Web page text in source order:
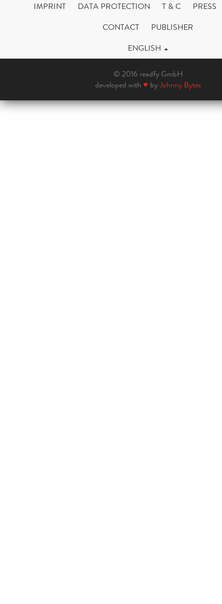
IMPRINT DATA PROTECTION T & C
PRESS
CONTACT
PUBLISHER
ENGLISH
© 2016 readfy GmbH
developed with ♥ byJohnny Bytes